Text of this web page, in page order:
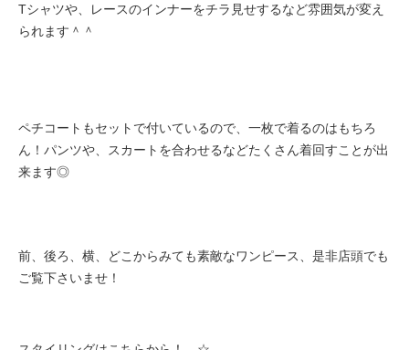
Tシャツや、レースのインナーをチラ見せするなど雰囲気が変え
られます＾＾
ペチコートもセットで付いているので、一枚で着るのはもちろ
ん！パンツや、スカートを合わせるなどたくさん着回すことが出
来ます◎
前、後ろ、横、どこからみても素敵なワンピース、是非店頭でも
ご覧下さいませ！